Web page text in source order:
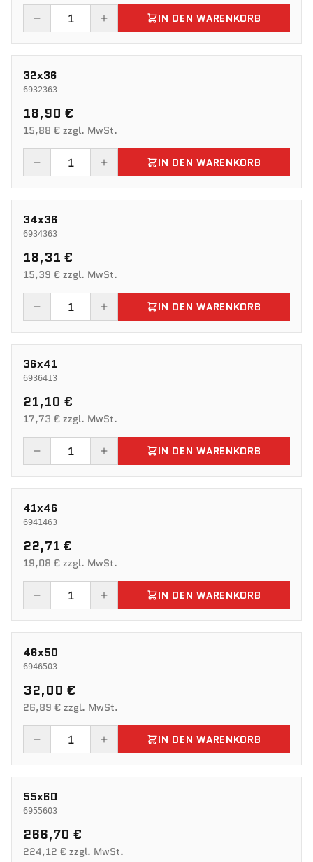
IN DEN WARENKORB
32x36
6932363
18,90 €
15,88 € zzgl. MwSt.
IN DEN WARENKORB
34x36
6934363
18,31 €
15,39 € zzgl. MwSt.
IN DEN WARENKORB
36x41
6936413
21,10 €
17,73 € zzgl. MwSt.
IN DEN WARENKORB
41x46
6941463
22,71 €
19,08 € zzgl. MwSt.
IN DEN WARENKORB
46x50
6946503
32,00 €
26,89 € zzgl. MwSt.
IN DEN WARENKORB
55x60
6955603
266,70 €
224,12 € zzgl. MwSt.